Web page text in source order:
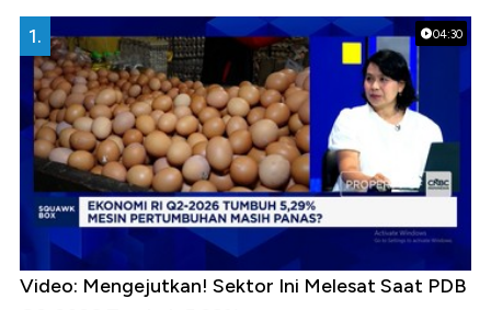
04:30
1.
Video: Mengejutkan! Sektor Ini Melesat Saat PDB